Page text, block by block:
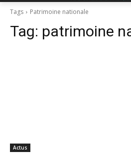
Tags Patrimoine nationale
Tag: patrimoine
Actus